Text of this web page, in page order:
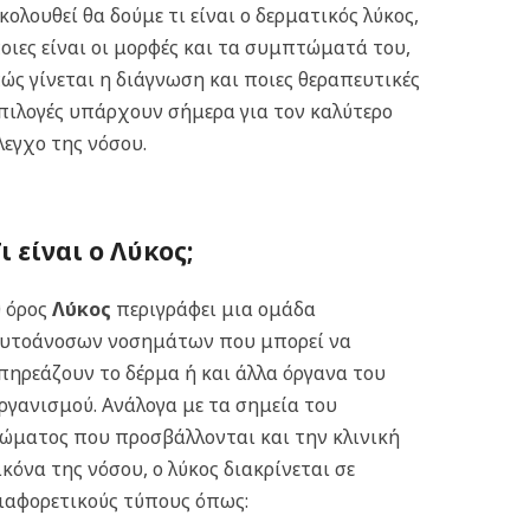
θα δούμε τι είναι ο δερματικός λύκος,
είναι οι μορφές και τα συμπτώματά του,
γίνεται η διάγνωση και ποιες θεραπευτικές
υπάρχουν σήμερα για τον καλύτερο
της νόσου.
είναι ο Λύκος;
όροςΛύκος περιγράφει μια ομάδα
νοσημάτων που μπορεί να
το δέρμα ή και άλλα όργανα του
Ανάλογα με τα σημεία του
που προσβάλλονται και την κλινική
της νόσου, ο λύκος διακρίνεται σε
τύπους όπως: